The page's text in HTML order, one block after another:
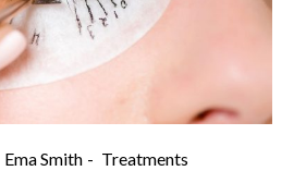
Ema Smith Treatments